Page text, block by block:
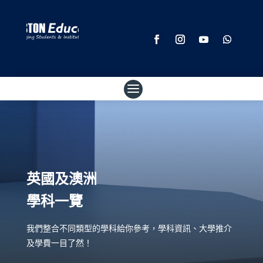
英國及澳洲
學科一覽
我們整合不同類型的學科給你參考，學科資訊、大學推介
及學費一目了然！